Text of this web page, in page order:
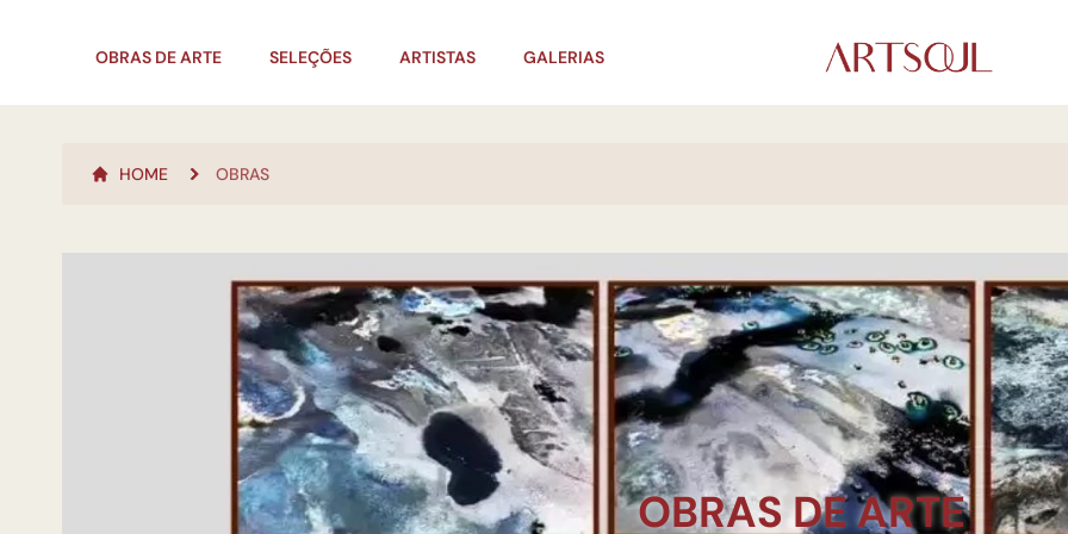
OBRAS DE ARTE SELEÇÕES ARTISTAS GALERIAS
HOME OBRAS
OBRAS DE ARTE